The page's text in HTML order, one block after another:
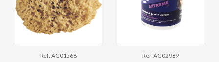
Ref: AG01568 Ref: AG02989